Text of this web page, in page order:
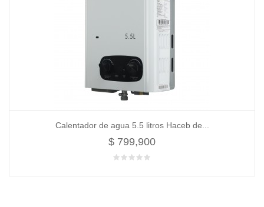
Calentador de agua 5.5 litros Haceb de...
$ 799,900